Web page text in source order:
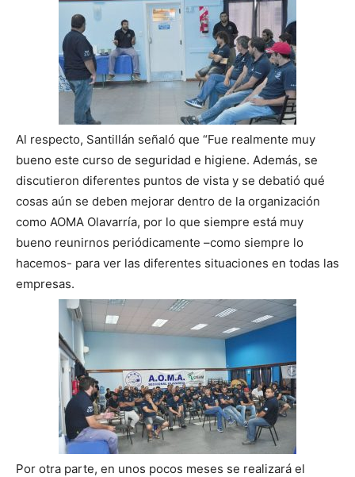
Al respecto, Santillán señaló que “Fue realmente muy
bueno este curso de seguridad e higiene. Además, se
discutieron diferentes puntos de vista y se debatió qué
cosas aún se deben mejorar dentro de la organización
como AOMA Olavarría, por lo que siempre está muy
bueno reunirnos periódicamente –como siempre lo
hacemos- para ver las diferentes situaciones en todas las
empresas.
Por otra parte, en unos pocos meses se realizará el